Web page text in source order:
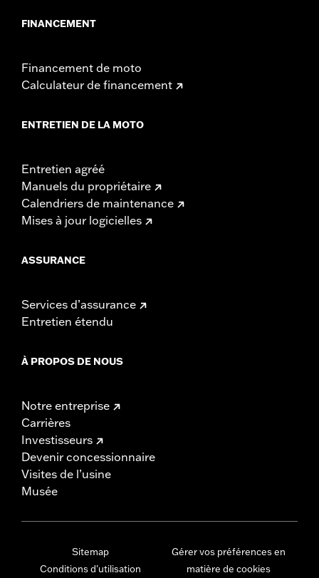
FINANCEMENT
Financement de moto
Calculateur de financement
ENTRETIEN DE LA MOTO
Entretien agréé
Manuels du propriétaire
Calendriers de maintenance
Mises à jour logicielles
ASSURANCE
Services d’assurance
Entretien étendu
À PROPOS DE NOUS
Notre entreprise
Carrières
Investisseurs
Devenir concessionnaire
Visites de l’usine
Musée
Sitemap
Conditions d'utilisation
Gérer vos préférences en
matière de cookies